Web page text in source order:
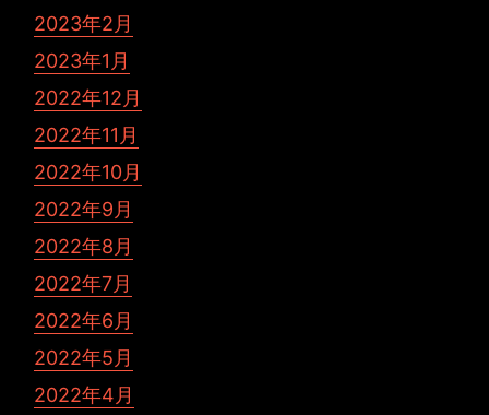
2023年2月
2023年1月
2022年12月
2022年11月
2022年10月
2022年9月
2022年8月
2022年7月
2022年6月
2022年5月
2022年4月